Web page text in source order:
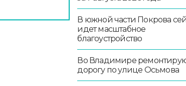
В южной части Покрова
идет масштабное
благоустройство
Во Владимире
дорогу по улице Осьмова